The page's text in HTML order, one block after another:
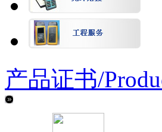
产品证书/